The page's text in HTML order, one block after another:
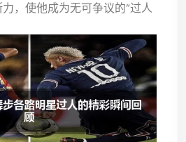
，使他成为无可争议的“过人